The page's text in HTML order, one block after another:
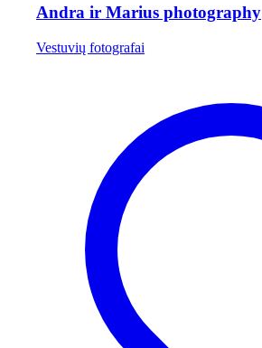
Andra ir Marius photography
Vestuvių fotografai